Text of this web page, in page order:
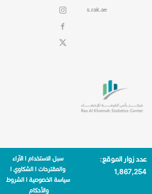
s.rak.ae
عدد زوار الموقع:
1٬867٬254
سبل الاستخدام|الآراء
والمقترحات|الشكاوي|
سياسة الخصوصية|الشروط
والأحكام